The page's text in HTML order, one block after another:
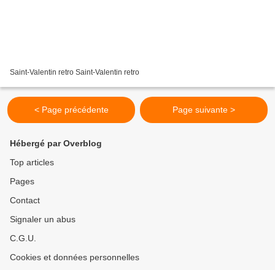
Saint-Valentin retro Saint-Valentin retro
< Page précédente Page suivante >
Hébergé par Overblog
Top articles
Pages
Contact
Signaler un abus
C.G.U.
Cookies et données personnelles